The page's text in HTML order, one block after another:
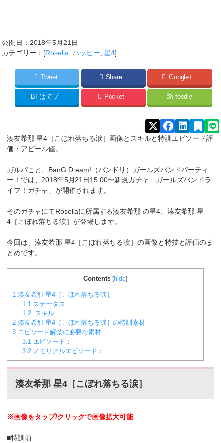
公開日： 2018年5月21日
カテゴリー：[Roselia ,ハッピー ,星4]
Tweet Share Google+
B! はてブ Pocket feedly
湊友希那 星4［こぼれ落ちる涙］画像とスキルと特訓エピソード評
価・アピール値。
ガルパこと、BanG Dream!（バンドリ）ガールズバンドパーティ
ー！では、2018年5月21日15:00〜新規ガチャ「ガールズバンドラ
イフ！ガチャ」が開催されます。
そのガチャにてRoseliaに所属する湊友希那の星4、湊友希那 星
4［こぼれ落ちる涙］が登場します。
今回は、湊友希那 星4［こぼれ落ちる涙］の画像と特技と評価のま
とめです。
Contents [hide]
1 湊友希那 星4［こぼれ落ちる涙］
1.1 ステータス
1.2 スキル
2 湊友希那 星4［こぼれ落ちる涙］の特訓素材
3 エピソード解禁に必要な素材
3.1 エピソード：
3.2 メモリアルエピソード：
湊友希那 星4［こぼれ落ちる涙］
※画像をタップ/クリックで画像拡大可能
■特訓前